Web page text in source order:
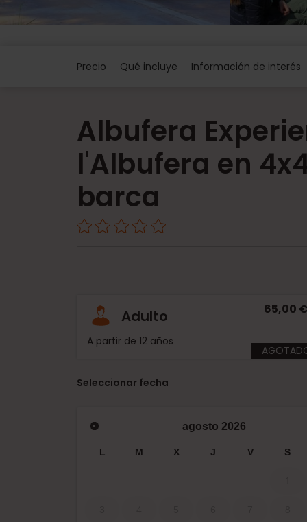
Precio Qué incluye Información de interés
Albufera
l'Albufera en
barca
Adulto
A partir de 12 años
65,00 €
Seleccionar fecha
agosto 2026
L M X J V S